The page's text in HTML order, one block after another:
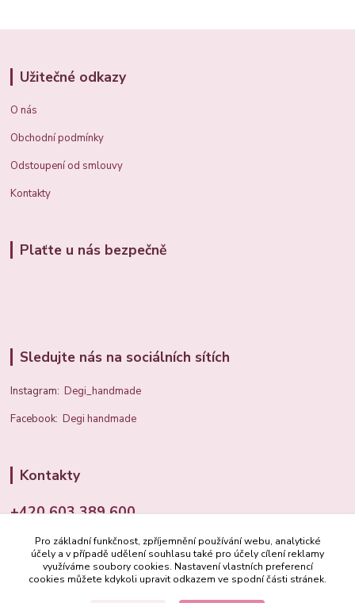
Užitečné odkazy
O nás
Obchodní podmínky
Odstoupení od smlouvy
Kontakty
Plaťte u nás bezpečně
Sledujte nás na sociálních sítích
Instagram:Degi_handmade
Facebook:Degi handmade
Kontakty
+420 603 389 600
info@degi.cz
Pro základní funkčnost, zpříjemnění používání webu, analytické
účely a v případě udělení souhlasu také pro účely cílení reklamy
využíváme soubory cookies. Nastavení vlastních preferencí
cookies můžete kdykoli upravit odkazem ve spodní části stránek.